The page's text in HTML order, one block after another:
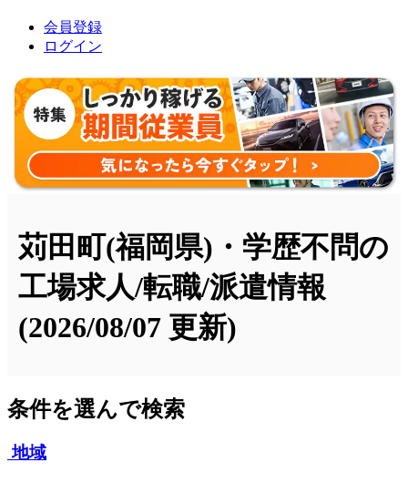
会員登録
ログイン
苅田町(福岡県)・学歴不問の
工場求人/転職/派遣情報
(2026/08/07 更新)
条件を選んで検索
地域